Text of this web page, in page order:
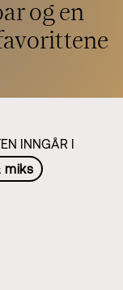
og en
INNGÅR I
miks